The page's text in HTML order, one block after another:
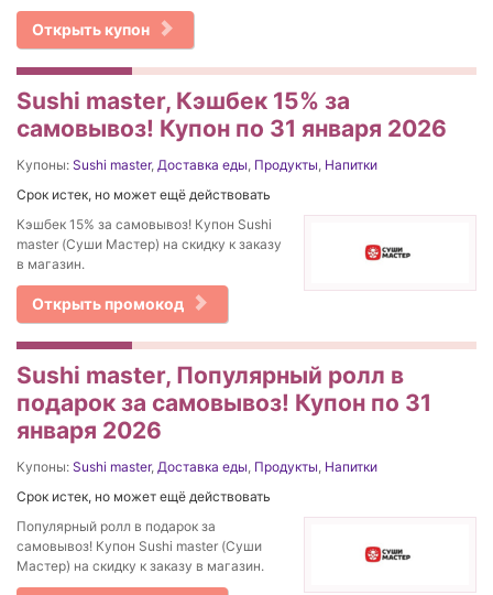
Открыть купон
Sushi master, Кэшбек 15% за
самовывоз! Купон по 31 января 2026
Купоны: Sushi master, Доставка еды, Продукты, Напитки
Срок истек, но может ещё действовать
Кэшбек 15% за самовывоз! Купон Sushi
master (Суши Мастер) на скидку к заказу
в магазин.
Открыть промокод
Sushi master, Популярный ролл в
подарок за самовывоз! Купон по 31
января 2026
Купоны: Sushi master, Доставка еды, Продукты, Напитки
Срок истек, но может ещё действовать
Популярный ролл в подарок за
самовывоз! Купон Sushi master (Суши
Мастер) на скидку к заказу в магазин.